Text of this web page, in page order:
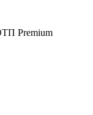
Premium